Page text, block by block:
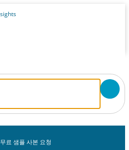
무료 샘플 사본 요청